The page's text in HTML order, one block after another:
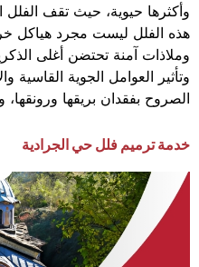
وأكثرها حيوية، حيث تقف الفلل
هذه الفلل ليست مجرد هياكل
وملاذات آمنة تحتضن أغلى
وتأثير العوامل الجوية القاسية
الصروح بفقدان بريقها
خدمة ترميم فلل حي الجرادية